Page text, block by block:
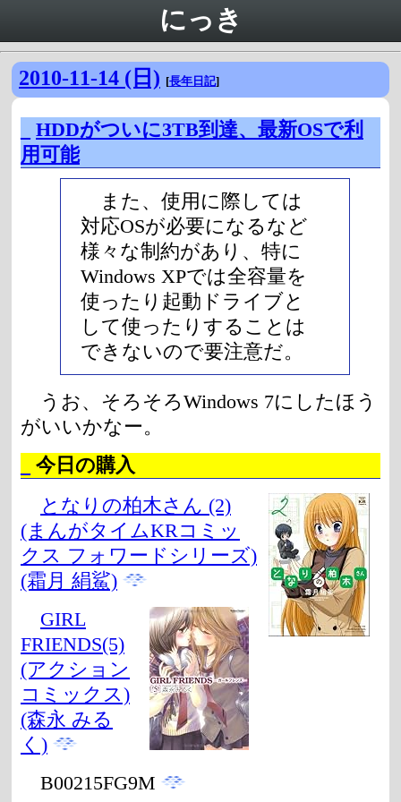
にっき
2010-11-14 (日) [長年日記]
HDDがついに3TB到達、最新OSで利
用可能
また、使用に際しては
対応OSが必要になるなど
様々な制約があり、特に
Windows XPでは全容量を
使ったり起動ドライブと
して使ったりすることは
できないので要注意だ。
うお、そろそろWindows 7にしたほう
がいいかなー。
今日の購入
となりの柏木さん (2)
(まんがタイムKRコミッ
クス フォワードシリーズ)
(霜月 絹鯊)
GIRL
FRIENDS(5)
(アクション
コミックス)
(森永 みる
く)
B00215FG9M